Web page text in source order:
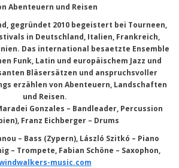
Abenteuern und Reisen
gegründet 2010 begeistert bei Tourneen,
in Deutschland, Italien, Frankreich,
Das international besaetzte Ensemble
Funk, Latin und europäischem Jazz und
Bläsersätzen und anspruchsvoller
erzählen von Abenteuern, Landschaften
und Reisen.
Gonzales – Bandleader, Percussion
Franz Eichberger– Drums
– Bass (Zypern), László Szitkó – Piano
– Trompete, Fabian Schöne – Saxophon,
music.com